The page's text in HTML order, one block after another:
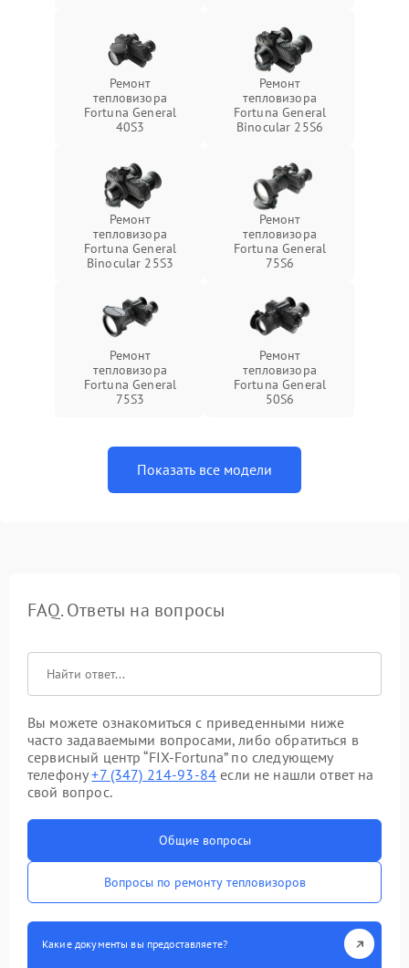
Ремонт
тепловизора
Fortuna General
40S3
Ремонт
тепловизора
Fortuna General
Binocular 25S6
Ремонт
тепловизора
Fortuna General
Binocular 25S3
Ремонт
тепловизора
Fortuna General
75S6
Ремонт
тепловизора
Fortuna General
75S3
Ремонт
тепловизора
Fortuna General
50S6
Показать все модели
FAQ. Ответы на вопросы
Вы можете ознакомиться с приведенными ниже
часто задаваемыми вопросами, либо обратиться в
сервисный центр “FIX-Fortuna” по следующему
телефону+7 (347) 214-93-84 если не нашли ответ на
свой вопрос.
Общие вопросы
Вопросы по ремонту тепловизоров
Какие документы вы предоставляете?